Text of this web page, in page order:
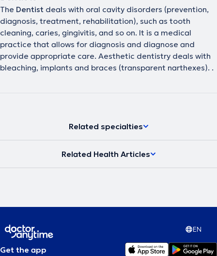
The Dentist deals with oral cavity disorders (prevention,
diagnosis, treatment, rehabilitation), such as tooth
cleaning, caries, gingivitis, and so on. It is a medical
practice that allows for diagnosis and diagnose and
provide appropriate care. Aesthetic dentistry deals with
bleaching, implants and braces (transparent narthexes). .
Related specialties
Related Health Articles
EN
Get the app